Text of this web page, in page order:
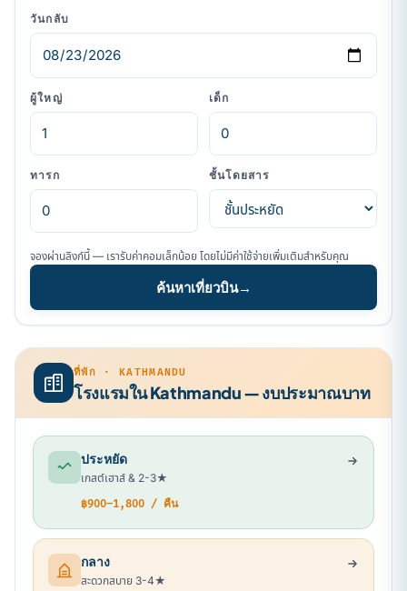
วันกลับ
ผู้ใหญ่ เด็ก
ทารก ชั้นโดยสาร
จองผ่านลิงก์นี้ — เรารับค่าคอมเล็กน้อย โดยไม่มีค่าใช้จ่ายเพิ่มเติมสำหรับคุณ
ค้นหาเที่ยวบิน→
ที่พัก · KATHMANDU
โรงแรมใน Kathmandu — งบประมาณบาท
ประหยัด
เกสต์เฮาส์ & 2-3★
฿900–1,800 / คืน
กลาง
สะดวกสบาย 3-4★